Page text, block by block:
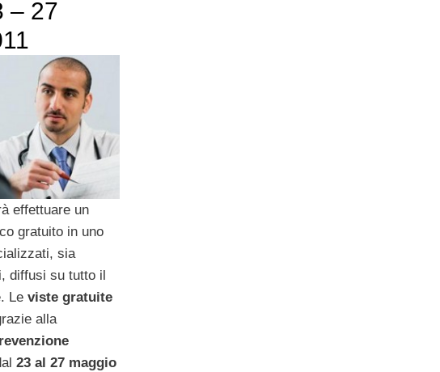
– 27
effettuare un
gratuito in uno
sia
diffusi su tutto il
Le viste gratuite
alla
23 al 27 maggio